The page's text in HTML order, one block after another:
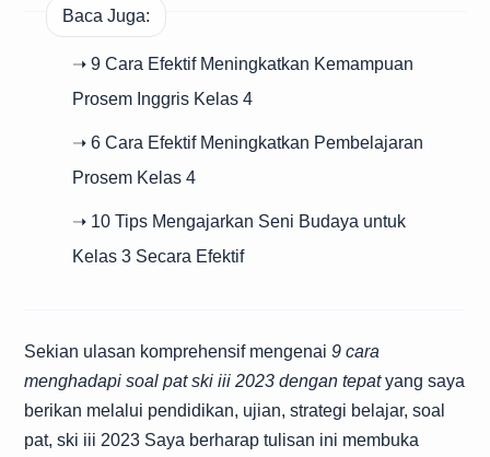
Baca Juga:
➝ 9 Cara Efektif Meningkatkan Kemampuan
Prosem Inggris Kelas 4
➝ 6 Cara Efektif Meningkatkan Pembelajaran
Prosem Kelas 4
➝ 10 Tips Mengajarkan Seni Budaya untuk
Kelas 3 Secara Efektif
Sekian ulasan komprehensif mengenai 9 cara
menghadapi soal pat ski iii 2023 dengan tepatyang saya
berikan melalui pendidikan, ujian, strategi belajar, soal
pat, ski iii 2023 Saya berharap tulisan ini membuka